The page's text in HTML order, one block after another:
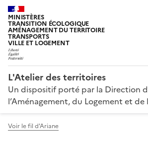
MINISTÈRES
TRANSITION ÉCOLOGIQUE
AMÉNAGEMENT DU TERRITOIRE
TRANSPORTS
VILLE ET LOGEMENT
L'Atelier des territoires
Un dispositif porté par la Direction
l’Aménagement, du Logement et de
Voir le fil d'Ariane